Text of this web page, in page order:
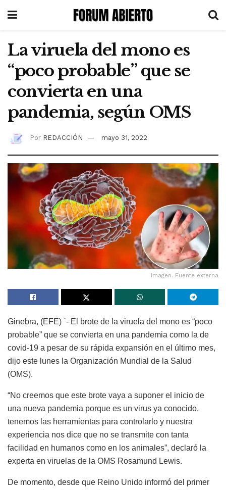
La viruela del mono es
“poco probable” que se
convierta en una
pandemia, según OMS
Por REDACCIÓN mayo 31, 2022
Imagen. Fuente externa
Ginebra, (EFE) `- El brote de la viruela del mono es “poco
probable” que se convierta en una pandemia como la de
covid-19 a pesar de su rápida expansión en el último mes,
dijo este lunes la Organización Mundial de la Salud
(OMS).
“No creemos que este brote vaya a suponer el inicio de
una nueva pandemia porque es un virus ya conocido,
tenemos las herramientas para controlarlo y nuestra
experiencia nos dice que no se transmite con tanta
facilidad en humanos como en los animales”, declaró la
experta en viruelas de la OMS Rosamund Lewis.
De momento, desde que Reino Unido informó del primer